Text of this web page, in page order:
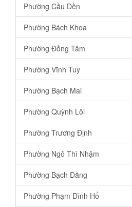
Phường Cầu Dền
Phường Bách Khoa
Phường Đồng Tâm
Phường Vĩnh Tuy
Phường Bạch Mai
Phường Quỳnh Lôi
Phường Trương Định
Phường Ngô Thì Nhậm
Phường Bạch Đằng
Phường Phạm Đình Hổ